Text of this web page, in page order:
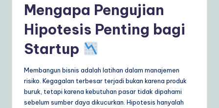
w
S
o
Mengapa Pengujian
Hipotesis Penting bagi
Startup
Membangun bisnis adalah latihan dalam manajemen
risiko. Kegagalan terbesar terjadi bukan karena produk
buruk, tetapi karena kebutuhan pasar tidak dipahami
sebelum sumber daya dikucurkan. Hipotesis hanyalah